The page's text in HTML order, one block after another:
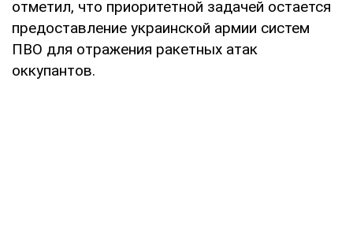
отметил, что приоритетной задачей остается
предоставление украинской армии систем
ПВО для отражения ракетных атак
оккупантов.